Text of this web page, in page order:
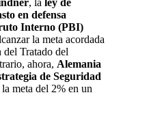
, la ley de
en defensa
Interno (PBI)
la meta acordada
Tratado del
ahora, Alemania
de Seguridad
meta del 2% en un